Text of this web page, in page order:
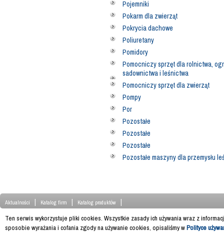
Pojemniki
Pokarm dla zwierząt
Pokrycia dachowe
Poliuretany
Pomidory
Pomocniczy sprzęt dla rolnictwa,
sadownictwa i leśnictwa
Pomocniczy sprzęt dla zwierząt
Pompy
Por
Pozostałe
Pozostałe
Pozostałe
Pozostałe maszyny dla przemysłu
Aktualności | Katalog firm | Katalog produktów
|
Ten serwis wykorzystuje pliki cookies. Wszystkie zasady ich używania wraz z
sposobie wyrażania i cofania zgody na używanie cookies, opisaliśmy wPolityce